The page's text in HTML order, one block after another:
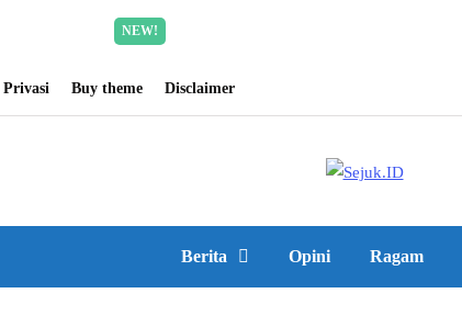
NEW!
Buy theme Disclaimer
Berita Opini Ragam